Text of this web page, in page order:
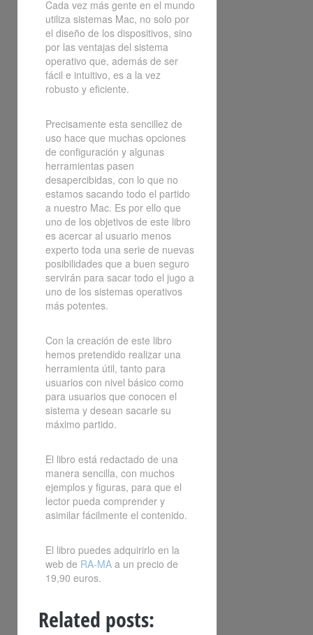
Cada vez más gente en el mundo
utiliza sistemas Mac, no solo por
el diseño de los dispositivos, sino
por las ventajas del sistema
operativo que, además de ser
fácil e intuitivo, es a la vez
robusto y eficiente.
Precisamente esta sencillez de
uso hace que muchas opciones
de configuración y algunas
herramientas pasen
desapercibidas, con lo que no
estamos sacando todo el partido
a nuestro Mac. Es por ello que
uno de los objetivos de este libro
es acercar al usuario menos
experto toda una serie de nuevas
posibilidades que a buen seguro
servirán para sacar todo el jugo a
uno de los sistemas operativos
más potentes.
Con la creación de este libro
hemos pretendido realizar una
herramienta útil, tanto para
usuarios con nivel básico como
para usuarios que conocen el
sistema y desean sacarle su
máximo partido.
El libro está redactado de una
manera sencilla, con muchos
ejemplos y figuras, para que el
lector pueda comprender y
asimilar fácilmente el contenido.
El libro puedes adquirirlo en la
web de RA-MA a un precio de
19,90 euros.
Related posts: